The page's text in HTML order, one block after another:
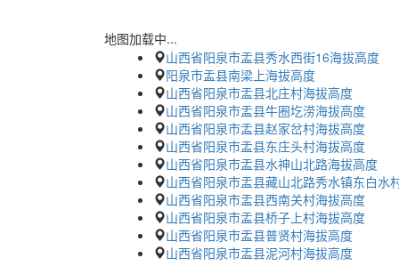
地图加载中...
山西省阳泉市盂县秀水西街16海拔高度
阳泉市盂县南梁上海拔高度
山西省阳泉市盂县北庄村海拔高度
山西省阳泉市盂县牛圈圪涝海拔高度
山西省阳泉市盂县赵家岔村海拔高度
山西省阳泉市盂县东庄头村海拔高度
山西省阳泉市盂县水神山北路海拔高度
山西省阳泉市盂县藏山北路秀水镇东白水
山西省阳泉市盂县西南关村海拔高度
山西省阳泉市盂县桥子上村海拔高度
山西省阳泉市盂县普贤村海拔高度
山西省阳泉市盂县泥河村海拔高度